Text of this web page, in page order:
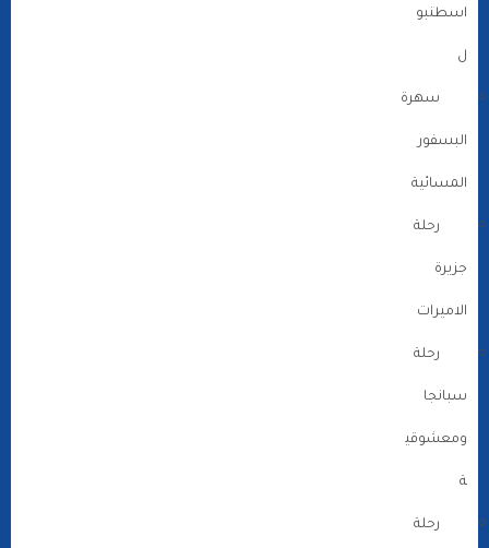
اسطنبو
ل
سهرة
البسفور
المسائية
رحلة
جزيرة
الاميرات
رحلة
سبانجا
ومعشوقي
ة
رحلة